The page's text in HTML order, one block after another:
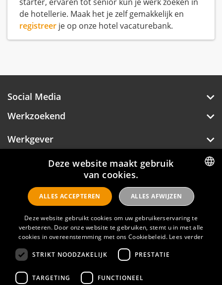
de hotellerie. Maak het je zelf gemakkelijk en
registreer je op onze hotel vacaturebank.
Social Media
Werkzoekend
Werkgever
Over Hotelprofessionals
Hotelprofessionals
FAQ
Privacyverklaring
Contact
DUTCH
ENGLISH
Deze website maakt gebruik
van cookies.
Deze website gebruikt cookies om uw gebruikerservaring te
verbeteren. Door onze website te gebruiken, stemt u in met alle
cookies in overeenstemming met ons Cookiebeleid. Lees verder
STRIKT NOODZAKELIJK PRESTATIE
TARGETING FUNCTIONEEL
ALLES ACCEPTEREN ALLES AFWIJZEN